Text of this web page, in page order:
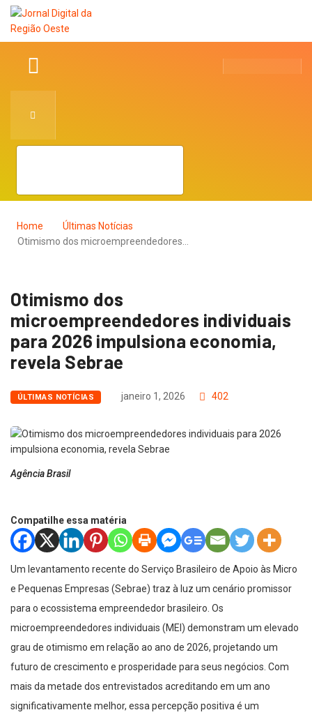
Home
Últimas Notícias
Otimismo dos microempreendedores…
Otimismo dos
microempreendedores individuais
para 2026 impulsiona economia,
revela Sebrae
ÚLTIMAS NOTÍCIAS janeiro 1, 2026 402
Agência Brasil
Compatilhe essa matéria
Um levantamento recente do Serviço Brasileiro de Apoio às Micro
e Pequenas Empresas (Sebrae) traz à luz um cenário promissor
para o ecossistema empreendedor brasileiro. Os
microempreendedores individuais (MEI) demonstram um elevado
grau de otimismo em relação ao ano de 2026, projetando um
futuro de crescimento e prosperidade para seus negócios. Com
mais da metade dos entrevistados acreditando em um ano
significativamente melhor, essa percepção positiva é um